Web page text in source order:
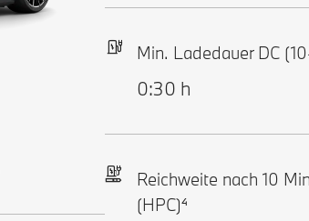
Min. Ladedauer DC
0:30 h
Reichweite nach 10
(HPC)⁴